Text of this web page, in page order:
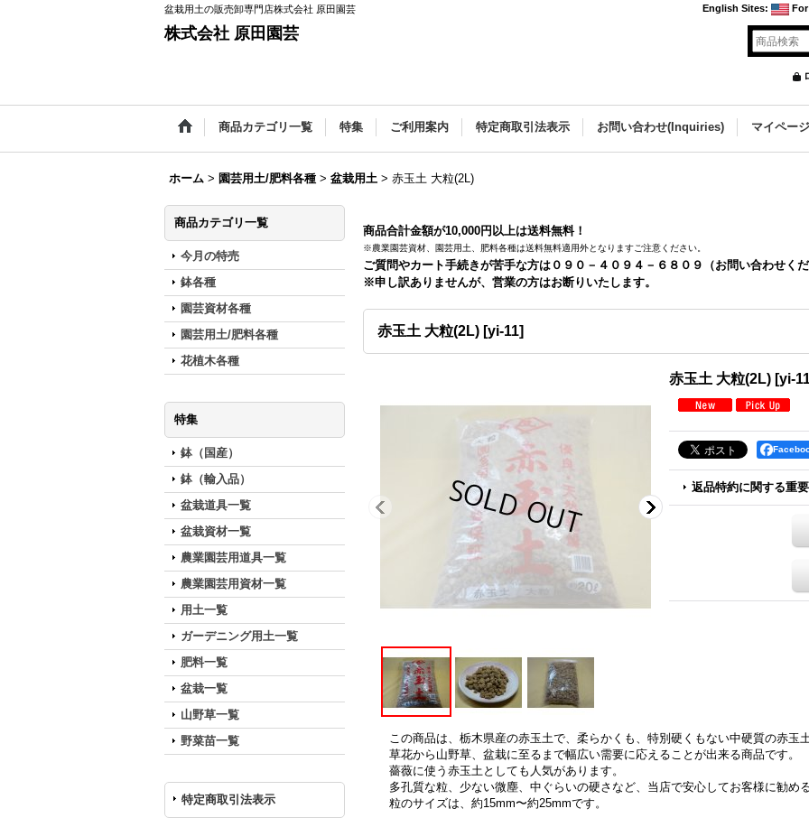
盆栽用土の販売卸専門店株式会社 原田園芸 English Sites:
株式会社 原田園芸
商品カテゴリ一覧 特集 ご利用案内 特定商取引法表示 お問い合わせ(Inquiries) マイページ
ホーム > 園芸用土/肥料各種 > 盆栽用土 > 赤玉土 大粒(2L)
商品カテゴリ一覧
今月の特売
鉢各種
園芸資材各種
園芸用土/肥料各種
花植木各種
特集
鉢（国産）
鉢（輸入品）
盆栽道具一覧
盆栽資材一覧
農業園芸用道具一覧
農業園芸用資材一覧
用土一覧
ガーデニング用土一覧
肥料一覧
盆栽一覧
山野草一覧
野菜苗一覧
特定商取引法表示
商品合計金額が10,000円以上は送料無料！
※農業園芸資材、園芸用土、肥料各種は送料無料適用外となりますご注意ください。
ご質問やカート手続きが苦手な方は０９０－４０９４－６８０９（お問い合わせく
※申し訳ありませんが、営業の方はお断りいたします。
赤玉土 大粒(2L) [yi-11]
赤玉土 大粒(2L) [yi-
返品特約に関する重
この商品は、栃木県産の赤玉土で、柔らかくも、特別硬くもない中硬質の赤玉
草花から山野草、盆栽に至るまで幅広い需要に応えることが出来る商品です。
薔薇に使う赤玉土としても人気があります。
多孔質な粒、少ない微塵、中ぐらいの硬さなど、当店で安心してお客様に勧め
粒のサイズは、約15mm〜約25mmです。